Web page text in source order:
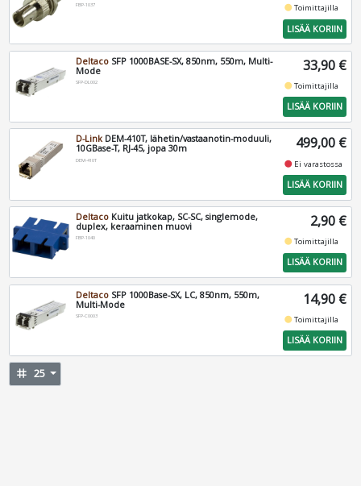
FBP-1037 fiber_manual_recordToimittajilla
LISÄÄ KORIIN
Deltaco SFP 1000BASE-SX, 850nm, 550m, Multi-
Mode
SFP-DL002
33,90 €
fiber_manual_recordToimittajilla
LISÄÄ KORIIN
D-LinkDEM-410T, lähetin/vastaanotin-moduuli,
10GBase-T, RJ-45, jopa 30m
DEM-410T
499,00 €
fiber_manual_record Ei varastossa
LISÄÄ KORIIN
Deltaco Kuitu jatkokap, SC-SC, singlemode,
duplex, keraaminen muovi
FBP-1040
2,90 €
fiber_manual_recordToimittajilla
LISÄÄ KORIIN
Deltaco SFP 1000Base-SX, LC, 850nm, 550m,
Multi-Mode
SFP-C0003
14,90 €
fiber_manual_recordToimittajilla
LISÄÄ KORIIN
tag 25